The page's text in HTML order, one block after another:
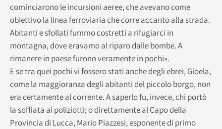
cominciarono le incursioni aeree, che avevano come
obiettivo la linea ferroviaria che corre accanto alla strada.
Abitanti e sfollati fummo costretti a rifugiarci in
montagna, dove eravamo al riparo dalle bombe. A
rimanere in paese furono veramente in pochi».
E se tra quei pochi vi fossero stati anche degli ebrei, Gioela,
come la maggioranza degli abitanti del piccolo borgo, non
era certamente al corrente. A saperlo fu, invece, chi portò
la soffiata ai poliziotti; o direttamente al Capo della
Provincia di Lucca, Mario Piazzesi, esponente di primo